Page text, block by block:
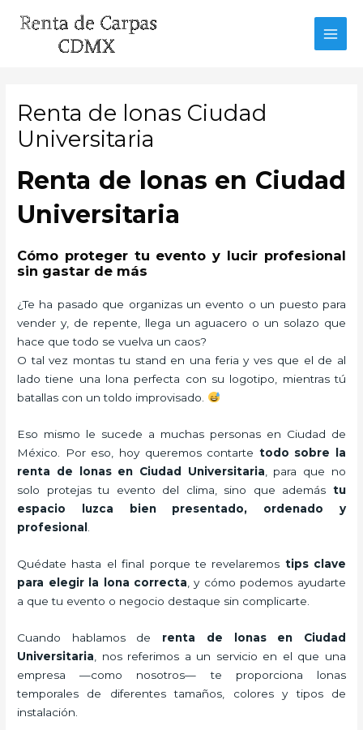
Renta de lonas Ciudad
Universitaria
Renta de lonas en Ciudad
Universitaria
Cómo proteger tu evento y lucir profesional
sin gastar de más
¿Te ha pasado que organizas un evento o un puesto para
vender y, de repente, llega un aguacero o un solazo que
hace que todo se vuelva un caos?
O tal vez montas tu stand en una feria y ves que el de al
lado tiene una lona perfecta con su logotipo, mientras tú
batallas con un toldo improvisado.
Eso mismo le sucede a muchas personas en Ciudad de
México. Por eso, hoy queremos contarte todo sobre la
renta de lonas en Ciudad Universitaria , para que no
solo protejas tu evento del clima, sino que además tu
espacio luzca bien presentado, ordenado y
profesional
Quédate hasta el final porque te revelaremos tips clave
para elegir la lona correcta , y cómo podemos ayudarte
a que tu evento o negocio destaque sin complicarte.
Cuando hablamos de renta de lonas en Ciudad
Universitaria , nos referimos a un servicio en el que una
empresa —como nosotros— te proporciona lonas
temporales de diferentes tamaños, colores y tipos de
instalación.